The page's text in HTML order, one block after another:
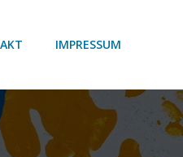
IMPRESSUM